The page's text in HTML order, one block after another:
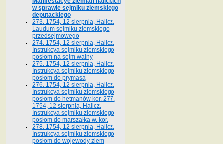
w sprawie sejmiku ziemskiego
deputackiego
273. 1754, 12 sierpnia, Halicz.
Laudum sejmiku ziemskiego
przedsejmowego
274. 1754, 12 sierpnia, Halicz.
Instrukcya sejmiku ziemskiego
posłom na sejm walny
275. 1754, 12 sierpnia, Halicz.
Instrukcya sejmiku ziemskiego
posłom do prymasa
276. 1754, 12 sierpnia, Halicz.
Instrukcya sejmiku ziemskiego
posłom do hetmanów kor. 277.
1754, 12 sierpnia, Halicz.
Instrukcya sejmiku ziemskiego
posłom do marszałka w. kor.
278. 1754, 12 sierpnia, Halicz.
Instrukcya sejmiku ziemskiego
posłom do wojewody ziem